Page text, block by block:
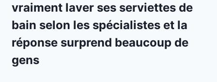
vraiment laver ses serviettes de
bain selon les spécialistes et la
réponse surprend beaucoup de
gens